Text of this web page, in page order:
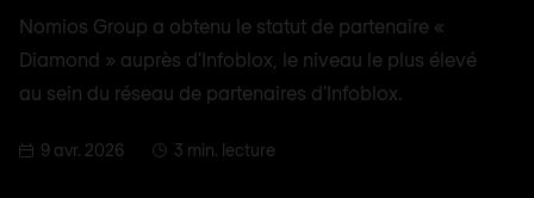
Nomios Group a obtenu le statut de partenaire «
Diamond » auprès d'Infoblox, le niveau le plus élevé
au sein du réseau de partenaires d'Infoblox.
9 avr. 2026 3 min. lecture